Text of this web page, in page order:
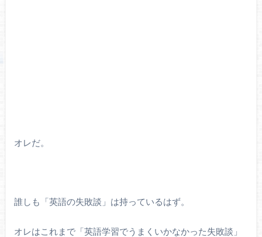
オレだ。
誰しも「英語の失敗談」は持っているはず。
オレはこれまで「英語学習でうまくいかなかった失敗談」